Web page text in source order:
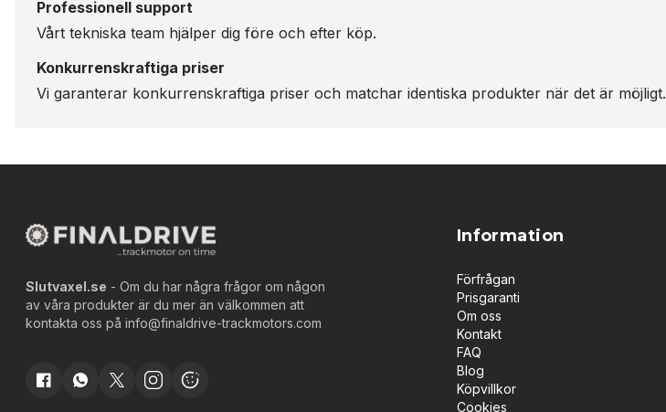
Professionell support
Vårt tekniska team hjälper dig före och efter köp.
Konkurrenskraftiga priser
Vi garanterar konkurrenskraftiga priser och matchar identiska produkter när det är möjligt.
Slutvaxel.se - Om du har några frågor om någon
av våra produkter är du mer än välkommen att
kontakta oss på info@finaldrive-trackmotors.com
Information
Förfrågan
Prisgaranti
Om oss
Kontakt
FAQ
Blog
Köpvillkor
Cookies